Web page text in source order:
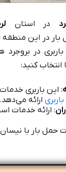
در استان
بار در این منطقه
در بروجرد
انتخاب کنید:
: این باربری خدمات
باربری ارائه می‌دهد.
: ارائه خدمات
حمل بار با